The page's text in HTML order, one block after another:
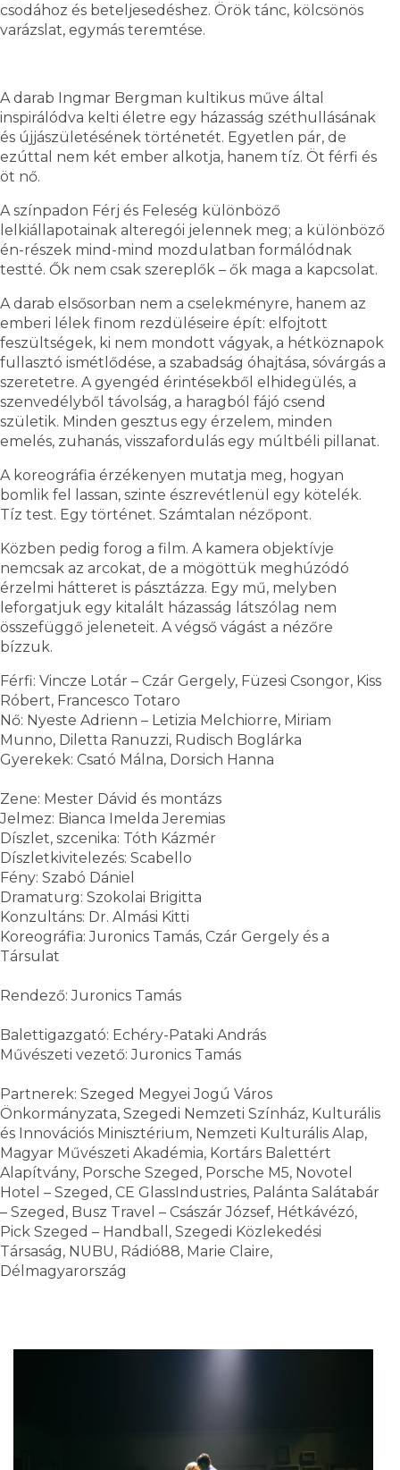
csodához és beteljesedéshez. Örök tánc, kölcsönös
varázslat, egymás teremtése.
A darab Ingmar Bergman kultikus műve által
inspirálódva kelti életre egy házasság széthullásának
és újjászületésének történetét. Egyetlen pár, de
ezúttal nem két ember alkotja, hanem tíz. Öt férfi és
öt nő.
A színpadon Férj és Feleség különböző
lelkiállapotainak alteregói jelennek meg; a különböző
én-részek mind-mind mozdulatban formálódnak
testté. Ők nem csak szereplők – ők maga a kapcsolat.
A darab elsősorban nem a cselekményre, hanem az
emberi lélek finom rezdüléseire épít: elfojtott
feszültségek, ki nem mondott vágyak, a hétköznapok
fullasztó ismétlődése, a szabadság óhajtása, sóvárgás a
szeretetre. A gyengéd érintésekből elhidegülés, a
szenvedélyből távolság, a haragból fájó csend
születik. Minden gesztus egy érzelem, minden
emelés, zuhanás, visszafordulás egy múltbéli pillanat.
A koreográfia érzékenyen mutatja meg, hogyan
bomlik fel lassan, szinte észrevétlenül egy kötelék.
Tíz test. Egy történet. Számtalan nézőpont.
Közben pedig forog a film. A kamera objektívje
nemcsak az arcokat, de a mögöttük meghúzódó
érzelmi hátteret is pásztázza. Egy mű, melyben
leforgatjuk egy kitalált házasság látszólag nem
összefüggő jeleneteit. A végső vágást a nézőre
bízzuk.
Férfi: Vincze Lotár – Czár Gergely, Füzesi Csongor, Kiss
Róbert, Francesco Totaro
Nő: Nyeste Adrienn – Letizia Melchiorre, Miriam
Munno, Diletta Ranuzzi, Rudisch Boglárka
Gyerekek: Csató Málna, Dorsich Hanna
Zene: Mester Dávid és montázs
Jelmez: Bianca Imelda Jeremias
Díszlet, szcenika: Tóth Kázmér
Díszletkivitelezés: Scabello
Fény: Szabó Dániel
Dramaturg: Szokolai Brigitta
Konzultáns: Dr. Almási Kitti
Koreográfia: Juronics Tamás, Czár Gergely és a
Társulat
Rendező: Juronics Tamás
Balettigazgató: Echéry-Pataki András
Művészeti vezető: Juronics Tamás
Partnerek: Szeged Megyei Jogú Város
Önkormányzata, Szegedi Nemzeti Színház, Kulturális
és Innovációs Minisztérium, Nemzeti Kulturális Alap,
Magyar Művészeti Akadémia, Kortárs Balettért
Alapítvány, Porsche Szeged, Porsche M5, Novotel
Hotel – Szeged, CE GlassIndustries, Palánta Salátabár
– Szeged, Busz Travel – Császár József, Hétkávézó,
Pick Szeged – Handball, Szegedi Közlekedési
Társaság, NUBU, Rádió88, Marie Claire,
Délmagyarország